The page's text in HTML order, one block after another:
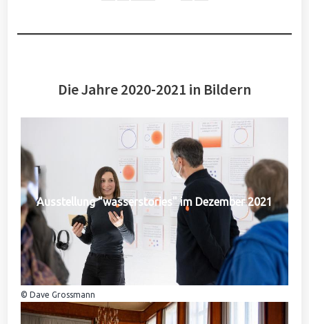
Die Jahre 2020-2021 in Bildern
Ausstellung "wasserstories" im Dezember 2021
© Dave Grossmann